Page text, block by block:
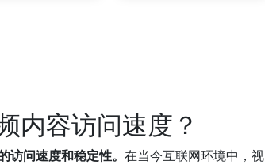
内容访问速度？
问速度和稳定性。 在当今互联网环境中，视